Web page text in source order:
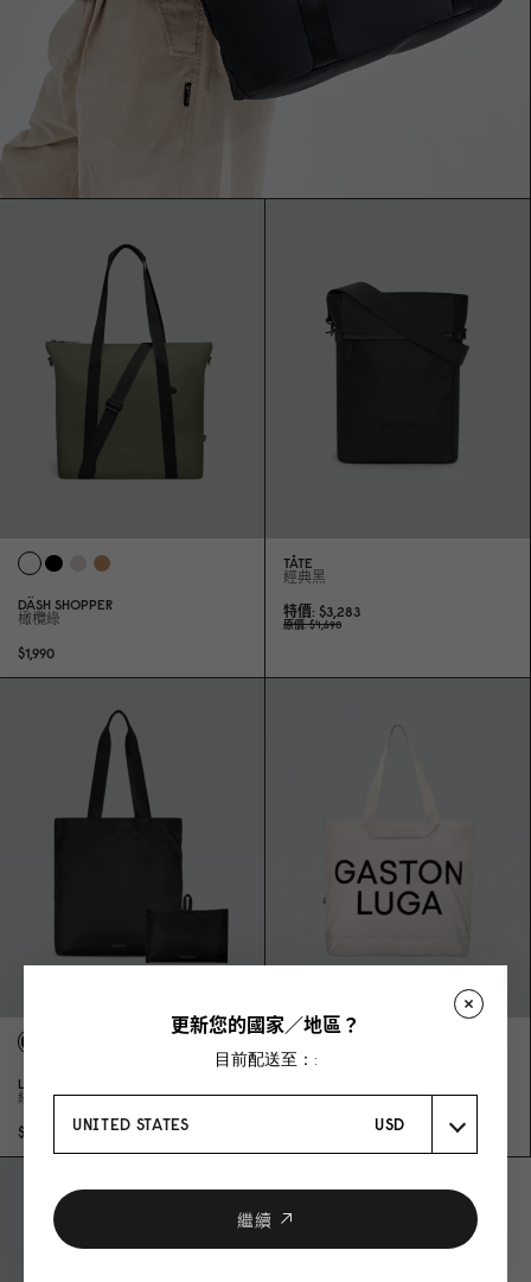
DÄSH SHOPPER
橄欖綠
$1,990
TÅTE
經典黑
特價 $3,283
原價 $4,690
LIGHTWEIGHT PACKABLE TOTE
經典黑
$59
奶油白
更新您的國家／地區？
目前配送至：:
UNITED STATES USD
繼續